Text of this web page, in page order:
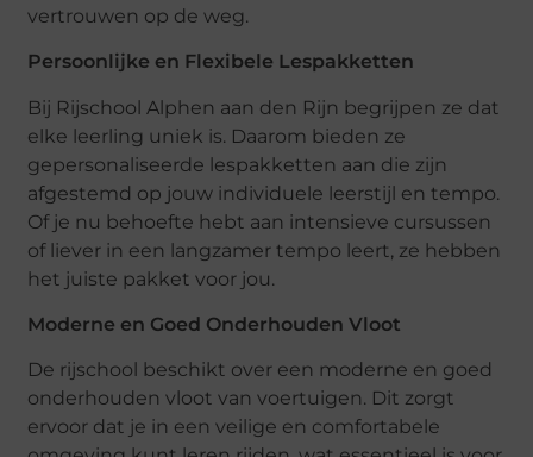
vertrouwen op de weg.
Persoonlijke en Flexibele Lespakketten
Bij Rijschool Alphen aan den Rijn begrijpen ze dat
elke leerling uniek is. Daarom bieden ze
gepersonaliseerde lespakketten aan die zijn
afgestemd op jouw individuele leerstijl en tempo.
Of je nu behoefte hebt aan intensieve cursussen
of liever in een langzamer tempo leert, ze hebben
het juiste pakket voor jou.
Moderne en Goed Onderhouden Vloot
De rijschool beschikt over een moderne en goed
onderhouden vloot van voertuigen. Dit zorgt
ervoor dat je in een veilige en comfortabele